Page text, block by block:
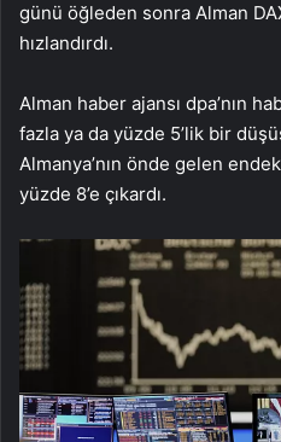
günü öğleden sonra Alman
hızlandırdı.
Alman haber ajansı dpa’nın
fazla ya da yüzde 5’lik bir
Almanya’nın önde gelen
yüzde 8’e çıkardı.